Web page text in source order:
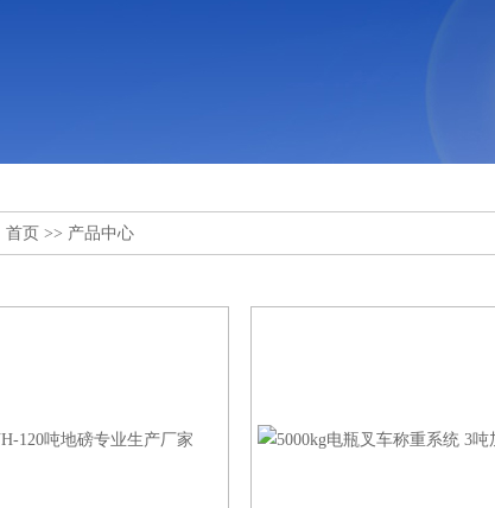
首页 >> 产品中心